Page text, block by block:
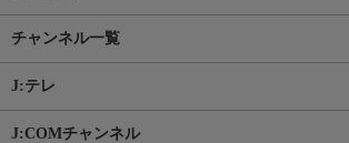
チャンネル一覧
J:テレ
J:COMチャンネル